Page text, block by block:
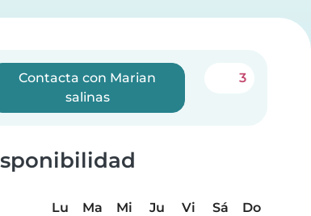
Contacta con Marian
salinas
3
Lu Ma Mi Ju Vi Sá
Do